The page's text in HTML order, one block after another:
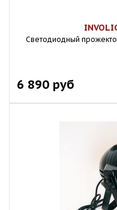
Светодиодный
6 890 руб